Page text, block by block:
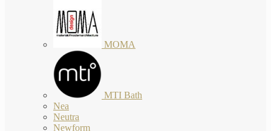
MOMA
MTI Bath
Nea
Neutra
Newform